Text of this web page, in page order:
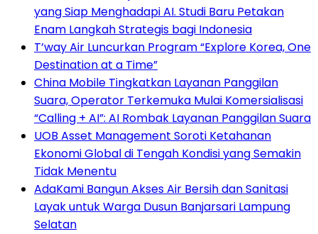
yang Siap Menghadapi AI. Studi Baru Petakan
Enam Langkah Strategis bagi Indonesia
T’way Air Luncurkan Program “Explore Korea, One
Destination at a Time”
China Mobile Tingkatkan Layanan Panggilan
Suara, Operator Terkemuka Mulai Komersialisasi
“Calling + AI”: AI Rombak Layanan Panggilan Suara
UOB Asset Management Soroti Ketahanan
Ekonomi Global di Tengah Kondisi yang Semakin
Tidak Menentu
AdaKami Bangun Akses Air Bersih dan Sanitasi
Layak untuk Warga Dusun Banjarsari Lampung
Selatan